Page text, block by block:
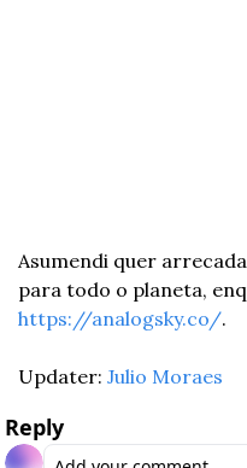
Asumendi quer
https://analogsky.co/.
Updater: Julio Moraes
Reply